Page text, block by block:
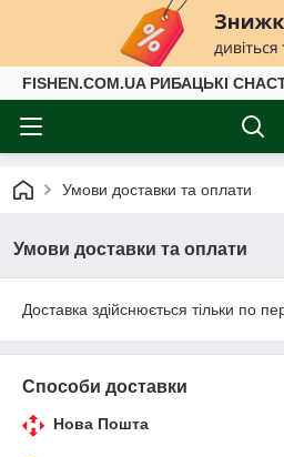
FISHEN.COM.UA РИБАЦЬКІ
Умови доставки та оплати
Умови доставки та оплати
Доставка здійснюється тільки по
Способи доставки
Нова Пошта